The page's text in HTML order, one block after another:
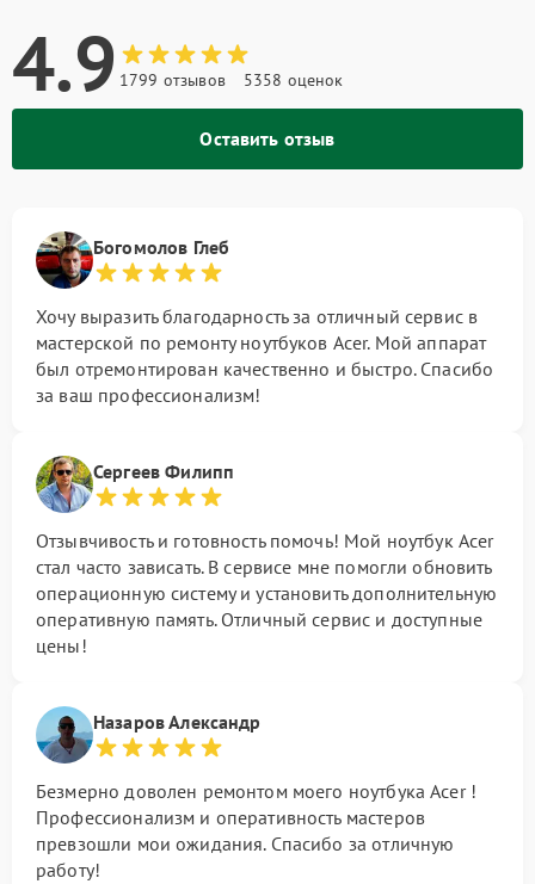
4.9 1799 отзывов 5358 оценок
Оставить отзыв
Богомолов Глеб
Хочу выразить благодарность за отличный сервис в
мастерской по ремонту ноутбуков Acer. Мой аппарат
был отремонтирован качественно и быстро. Спасибо
за ваш профессионализм!
Сергеев Филипп
Отзывчивость и готовность помочь! Мой ноутбук Acer
стал часто зависать. В сервисе мне помогли обновить
операционную систему и установить дополнительную
оперативную память. Отличный сервис и доступные
цены!
Назаров Александр
Безмерно доволен ремонтом моего ноутбука Acer !
Профессионализм и оперативность мастеров
превзошли мои ожидания. Спасибо за отличную
работу!